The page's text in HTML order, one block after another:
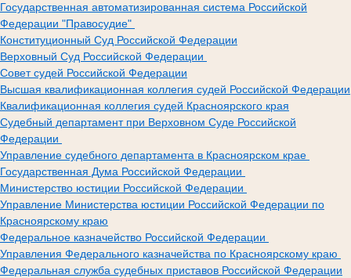
Государственная автоматизированная система Российской
Федерации "Правосудие"
Конституционный Суд Российской Федерации
Верховный Суд Российской Федерации
Совет судей Российской Федерации
Высшая квалификационная коллегия судей Российской Федерации
Квалификационная коллегия судей Красноярского края
Судебный департамент при Верховном Суде Российской
Федерации
Управление судебного департамента в Красноярском крае
Государственная Дума Российской Федерации
Министерство юстиции Российской Федерации
Управление Министерства юстиции Российской Федерации по
Красноярскому краю
Федеральное казначейство Российской Федерации
Управления Федерального казначейства по Красноярскому краю
Федеральная служба судебных приставов Российской Федерации